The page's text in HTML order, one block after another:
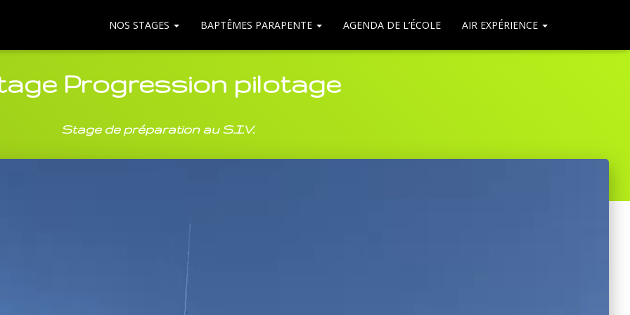
NOS STAGES BAPTÊMES PARAPENTE AGENDA DE L’ÉCOLE AIR EXPÉRIENCE
Progression pilotage
Stage de préparation au S.I.V.